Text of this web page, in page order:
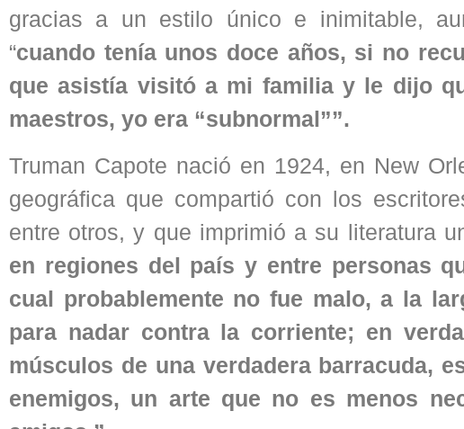
gracias a un estilo único e inimitable,
“cuando tenía unos doce años, si no
que asistía visitó a mi familia y le dijo
maestros, yo era “subnormal””.
Truman Capote nació en 1924, en New
geográfica que compartió con los
entre otros, y que imprimió a su literatura
en regiones del país y entre personas
cual probablemente no fue malo, a la
para nadar contra la corriente; en
músculos de una verdadera barracuda,
enemigos, un arte que no es menos